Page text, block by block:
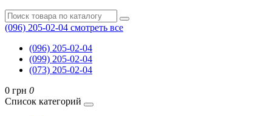
(096) 205-02-04 смотреть все
(096) 205-02-04
(099) 205-02-04
(073) 205-02-04
0 грн 0
Список категорий